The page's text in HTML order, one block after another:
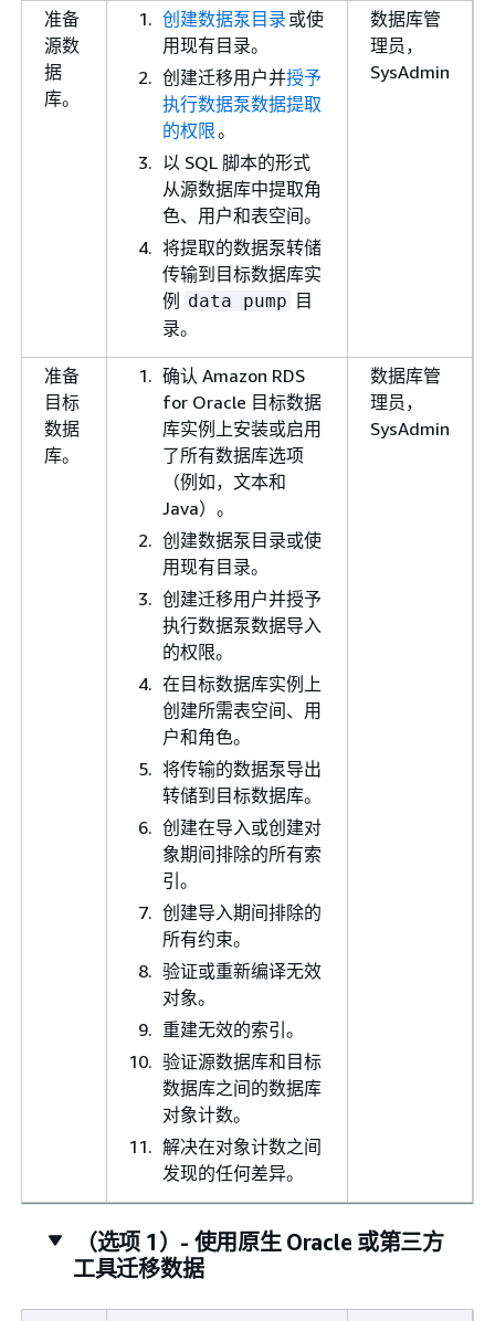
准备
源数
据
库。
创建数据泵目录 或使
用现有目录。
创建迁移用户并授予
执行数据泵数据提取
的权限。
以 SQL 脚本的形式
从源数据库中提取角
色、用户和表空间。
将提取的数据泵转储
传输到目标数据库实
例
data pump 目
录。
数据库管
理员，
SysAdmin
准备
目标
数据
库。
确认 Amazon RDS
for Oracle 目标数据
库实例上安装或启用
了所有数据库选项
（例如，文本和
Java）。
创建数据泵目录或使
用现有目录。
创建迁移用户并授予
执行数据泵数据导入
的权限。
在目标数据库实例上
创建所需表空间、用
户和角色。
将传输的数据泵导出
转储到目标数据库。
创建在导入或创建对
象期间排除的所有索
引。
创建导入期间排除的
所有约束。
验证或重新编译无效
对象。
重建无效的索引。
验证源数据库和目标
数据库之间的数据库
对象计数。
解决在对象计数之间
发现的任何差异。
数据库管
理员，
SysAdmin
（选项 1）- 使用原生 Oracle 或第三方
工具迁移数据